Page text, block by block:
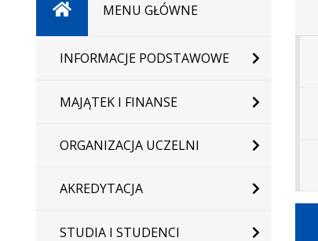
StronaMENU GŁÓWNE
INFORMACJE PODSTAWOWE
MAJĄTEK I FINANSE
ORGANIZACJA UCZELNI
AKREDYTACJA
STUDIA I STUDENCI